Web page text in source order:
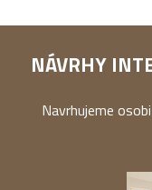
NÁVRHY
Navrhujeme